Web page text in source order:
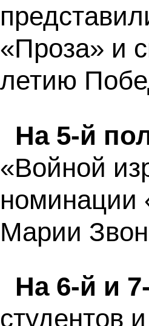
«Проза» и
летию
На 5-й
«Войной
номинации
Марии
На 6-й и
студентов